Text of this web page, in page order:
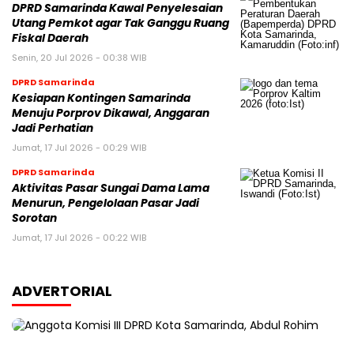
DPRD Samarinda Kawal Penyelesaian
Utang Pemkot agar Tak Ganggu Ruang
Fiskal Daerah
Senin, 20 Jul 2026 - 00:38 WIB
DPRD Samarinda
Kesiapan Kontingen Samarinda
Menuju Porprov Dikawal, Anggaran
Jadi Perhatian
Jumat, 17 Jul 2026 - 00:29 WIB
DPRD Samarinda
Aktivitas Pasar Sungai Dama Lama
Menurun, Pengelolaan Pasar Jadi
Sorotan
Jumat, 17 Jul 2026 - 00:22 WIB
ADVERTORIAL